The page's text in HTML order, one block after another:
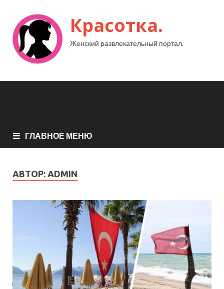
Красотка.
Женский развлекательный портал.
ГЛАВНОЕ МЕНЮ
АВТОР: ADMIN